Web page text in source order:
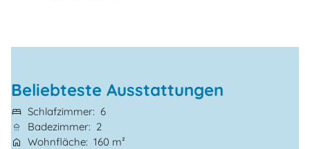
Beliebteste Ausstattungen
Schlafzimmer
6
Badezimmer
2
Wohnfläche 160 m²